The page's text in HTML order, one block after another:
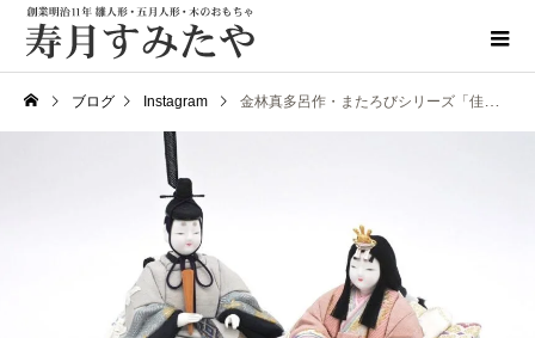
ブログ Instagram 金林真多呂作・またろびシリーズ「佳」 伝統的工芸品の指定を受けている 「またろび」の中でも 存在感のあるおひなさまです🩰 男雛、女雛の袖には 桜の花をモチーフとした 刺繍が施されていますが 機械刺繍ではなく ひと針ひと針手作業で刺繍をしてあり 色の濃淡が繊細に 描かれているのが特徴です ・ 大人の女性の「マイおひなさま」 としてもお楽しみ頂ける逸品です ・ お雛様をお買い求めの方 寿月すみたやホームページまたは InstagramDMからのお問い合わせも 受け付けております お気軽にお問い合わせ くださいませ🏻 ・ ・ #寿月すみたや #すみたや #お雛様 #ひな祭り #桃の節句 #木目込人形 #人形 #またろび #真多呂人形 #赤ちゃん #ベビー #女の子 #女の子ベビー #女の子ママ #浜松ママ #お祝い #節句 #飾り #赤ちゃんのいる暮らし #こどものいる暮らし #浜松 #連尺